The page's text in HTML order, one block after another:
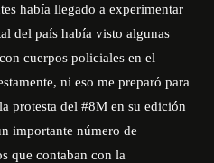
había llegado a experimentar
del país había visto algunas
cuerpos policiales en el
ni eso me preparó para
protesta del #8M en su edición
importante número de
que contaban con la